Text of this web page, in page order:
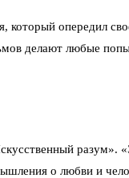
опередил
делают любые
разум».
о любви и